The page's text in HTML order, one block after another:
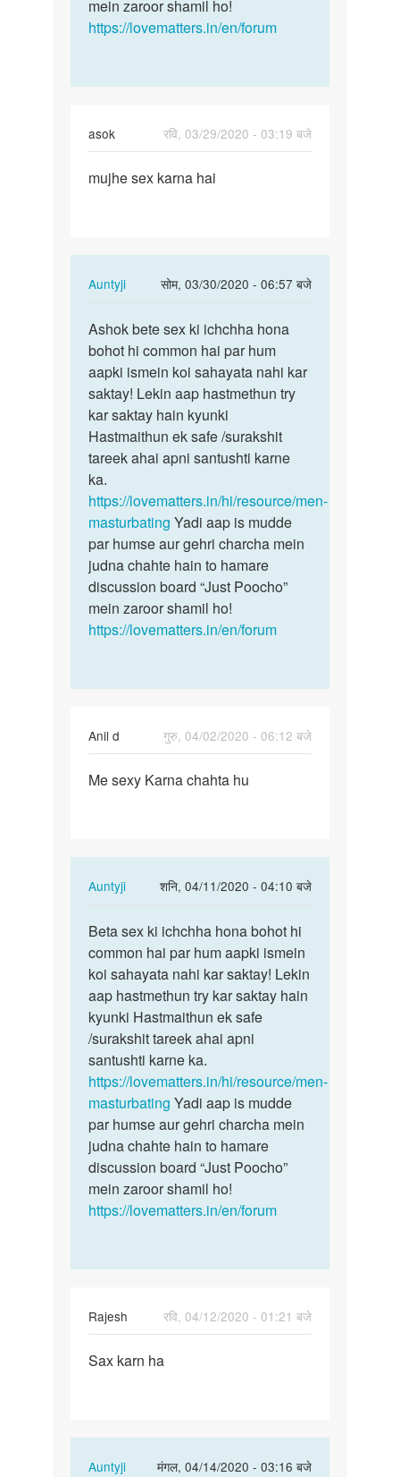
mein zaroor shamil ho!
https://lovematters.in/en/forum
asok
रवि, 03/29/2020 - 03:19 बजे
mujhe
mujhe sex karna hai
Auntyji
सोम, 03/30/2020 - 06:57 बजे
In
to
mujhe
sex
karna
hai
by
asok
Ashok
bete
sex
ki
ichchha…
Ashok bete sex ki ichchha hona
bohot hi common hai par hum
aapki ismein koi sahayata nahi kar
saktay! Lekin aap hastmethun try
kar saktay hain kyunki
Hastmaithun ek safe /surakshit
tareek ahai apni santushti karne
ka.
https://lovematters.in/hi/resource/men-
masturbating Yadi aap is mudde
par humse aur gehri charcha mein
judna chahte hain to hamare
discussion board “Just Poocho”
mein zaroor shamil ho!
https://lovematters.in/en/forum
Anil d
गुरु, 04/02/2020 - 06:12 बजे
Me
Me sexy Karna chahta hu
Auntyji
शनि, 04/11/2020 - 04:10 बजे
In
to
Me
sexy
Karna
chahta
hu
by
Anil
d
Beta
sex
ki
ichchha
hona…
Beta sex ki ichchha hona bohot hi
common hai par hum aapki ismein
koi sahayata nahi kar saktay! Lekin
aap hastmethun try kar saktay hain
kyunki Hastmaithun ek safe
/surakshit tareek ahai apni
santushti karne ka.
https://lovematters.in/hi/resource/men-
masturbating Yadi aap is mudde
par humse aur gehri charcha mein
judna chahte hain to hamare
discussion board “Just Poocho”
mein zaroor shamil ho!
https://lovematters.in/en/forum
Rajesh
रवि, 04/12/2020 - 01:21 बजे
Sax
Sax karn ha
Auntyji
मंगल, 04/14/2020 - 03:16 बजे
In